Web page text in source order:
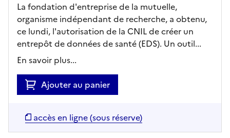
La fondation d'entreprise de la mutuelle,
organisme indépendant de recherche, a obtenu,
ce lundi, l'autorisation de la CNIL de créer un
entrepôt de données de santé (EDS). Un outil...
En savoir plus...
Ajouter au panier
accès en ligne (sous réserve)